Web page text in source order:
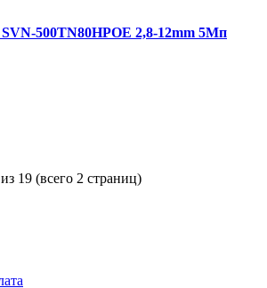
500TN80HPOE 2,8-12mm 5Мп
19 (всего 2 страниц)